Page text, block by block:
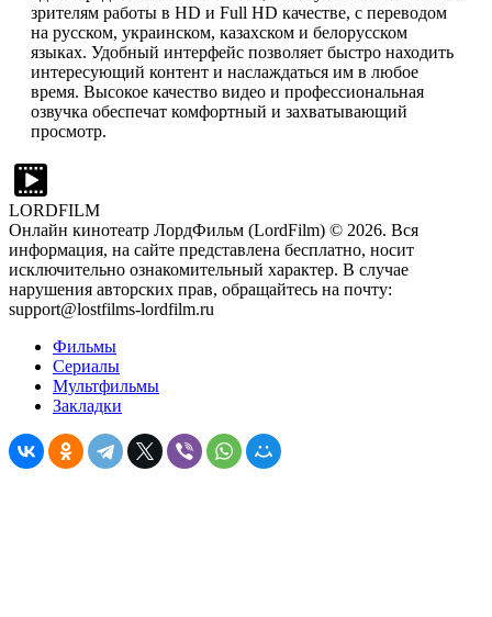
зрителям работы в HD и Full HD качестве, с переводом
на русском, украинском, казахском и белорусском
языках. Удобный интерфейс позволяет быстро находить
интересующий контент и наслаждаться им в любое
время. Высокое качество видео и профессиональная
озвучка обеспечат комфортный и захватывающий
просмотр.
LORDFILM
Онлайн кинотеатр ЛордФильм (LordFilm) © 2026. Вся
информация, на сайте представлена бесплатно, носит
исключительно ознакомительный характер. В случае
нарушения авторских прав, обращайтесь на почту:
support@lostfilms-lordfilm.ru
Фильмы
Сериалы
Мультфильмы
Закладки